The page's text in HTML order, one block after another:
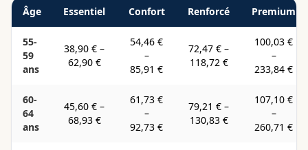
Âge Essentiel Confort Renforcé Premium
55-
59
ans
38,90 € –
62,90 €
54,46 €
–
85,91 €
72,47 € –
118,72 €
100,03 €
–
233,84 €
60-
64
ans
45,60 € –
68,93 €
61,73 €
–
92,73 €
79,21 € –
130,83 €
107,10 €
–
260,71 €